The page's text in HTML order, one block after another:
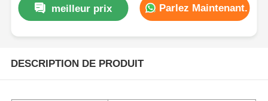
meilleur prix Parlez Maintenant.
DESCRIPTION DE PRODUIT